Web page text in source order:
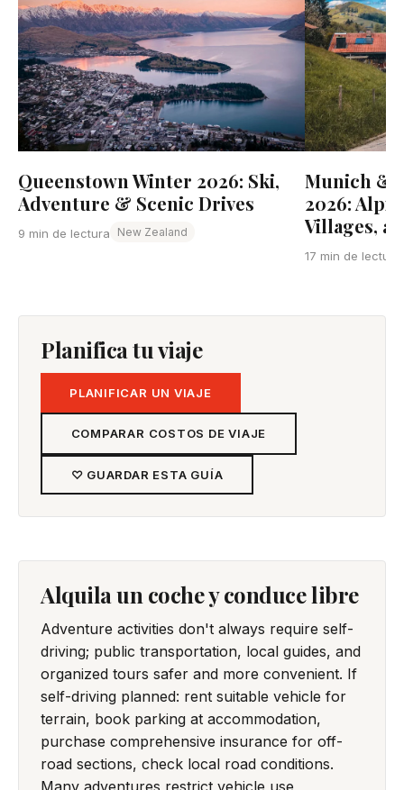
Queenstown Winter 2026: Ski,
Adventure & Scenic Drives
9 min de lectura New Zealand
Munich &
2026:
Villages,
17 min de lectura
Planifica tu viaje
PLANIFICAR UN VIAJE
COMPARAR COSTOS DE VIAJE
♡ GUARDAR ESTA GUÍA
Alquila un coche y conduce libre
Adventure activities don't always require self-
driving; public transportation, local guides, and
organized tours safer and more convenient. If
self-driving planned: rent suitable vehicle for
terrain, book parking at accommodation,
purchase comprehensive insurance for off-
road sections, check local road conditions.
Many adventures restrict vehicle use